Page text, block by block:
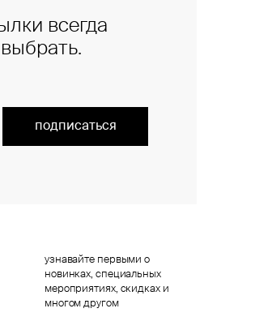
всегда
подписаться
узнавайте первыми о
новинках, специальных
мероприятиях, скидках и
многом другом